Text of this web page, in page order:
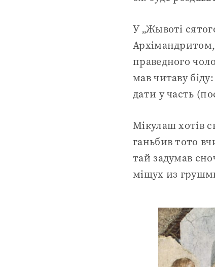
У „Жывоті
праведного
мав читаву
дати у часть
Мікулаш хотів
ганьбив тото
тай задумав
міщух из